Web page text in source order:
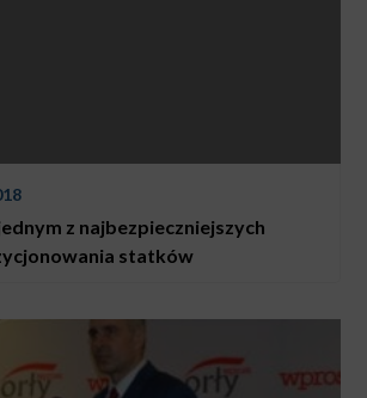
z najbezpieczniejszych
statków